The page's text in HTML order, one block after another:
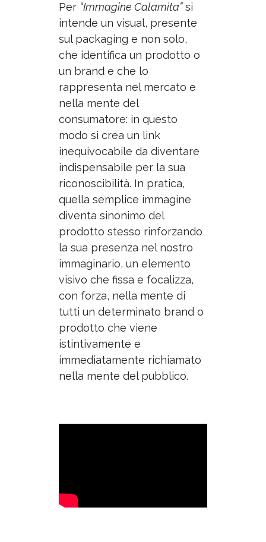
Per “Immagine Calamita”si
intende un visual, presente
sul packaging e non solo,
che identifica un prodotto o
un brand e che lo
rappresenta nel mercato e
nella mente del
consumatore: in questo
modo si crea un link
inequivocabile da diventare
indispensabile per la sua
riconoscibilità. In pratica,
quella semplice immagine
diventa sinonimo del
prodotto stesso rinforzando
la sua presenza nel nostro
immaginario, un elemento
visivo che fissa e focalizza,
con forza, nella mente di
tutti un determinato brand o
prodotto che viene
istintivamente e
immediatamente richiamato
nella mente del pubblico.